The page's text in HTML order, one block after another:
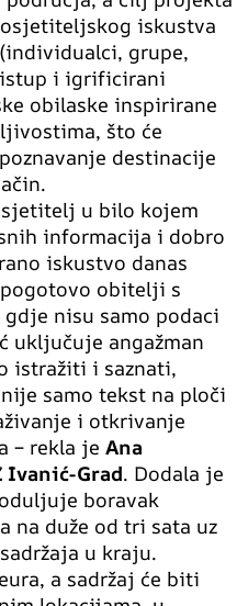
iskustva
grupe,
i igrificirani
obilaske inspirirane
što će
destinacije
u bilo kojem
informacija i dobro
iskustvo danas
obitelji s
nisu samo podaci
uključuje angažman
istražiti i saznati,
samo tekst na ploči
i otkrivanje
– rekla je Ana
Grad. Dodala je
boravak
na duže od tri sata uz
u kraju.
a sadržaj će biti